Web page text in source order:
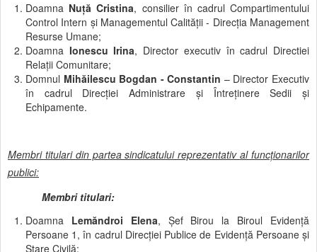
Doamna Nuţă Cristina, consilier în cadrul Compartimentului
Control Intern și Managementul Calității - Direcția Management
Resurse Umane;
Doamna Ionescu Irina, Director executiv în cadrul Directiei
Relaţii Comunitare;
Domnul Mihăilescu Bogdan - Constantin – Director Executiv
în cadrul Direcției Administrare şi Întreținere Sedii şi
Echipamente.
Membri titulari din partea sindicatului reprezentativ al funcţionarilor
publici:
Membri titulari:
Doamna Lemăndroi Elena, Șef Birou la Biroul Evidență
Persoane 1, în cadrul Direcției Publice de Evidență Persoane și
Stare Civilă;